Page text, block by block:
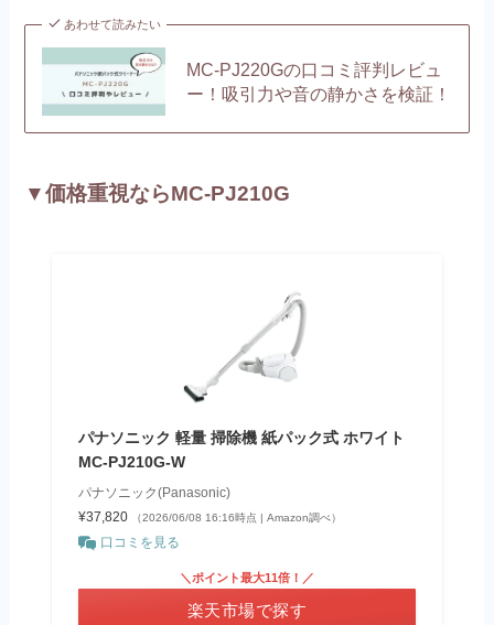
あわせて読みたい
MC-PJ220Gの口コミ評判レビュ
ー！吸引力や音の静かさを検証！
▼価格重視ならMC-PJ210G
パナソニック 軽量 掃除機 紙パック式 ホワイト
MC-PJ210G-W
パナソニック(Panasonic)
¥37,820
（2026/06/08 16:16時点 | Amazon調べ）
口コミを見る
＼ポイント最大11倍！／
楽天市場で探す